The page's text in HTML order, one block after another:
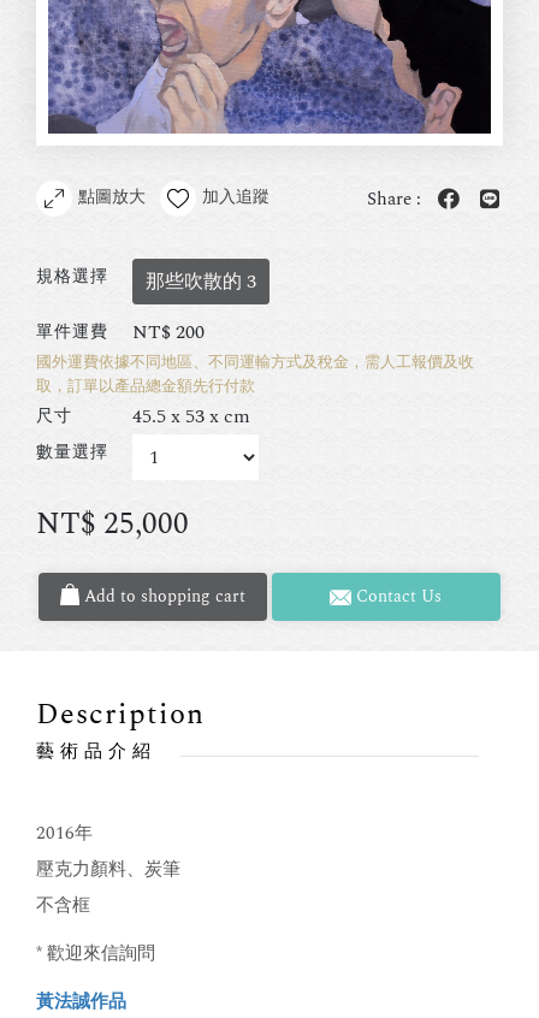
點圖放大 加入追蹤 Share :
規格選擇 那些吹散的 3
單件運費 NT$200
國外運費依據不同地區、不同運輸方式及稅金，需人工報價及收
取，訂單以產品總金額先行付款
尺寸 45.5 x 53 x cm
數量選擇
NT$ 25,000
Add to shopping cart Contact Us
Description
藝術品介紹
2016年
壓克力顏料、炭筆
不含框
* 歡迎來信詢問
黃法誠作品